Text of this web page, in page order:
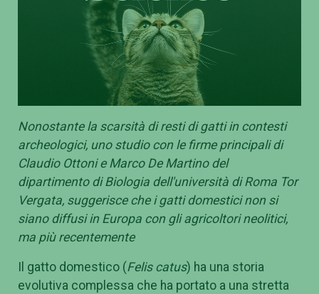
Nonostante la scarsità di resti di gatti in contesti
archeologici, uno studio con le firme principali di
Claudio Ottoni e Marco De Martino del
dipartimento di Biologia dell'università di Roma Tor
Vergata, suggerisce che i gatti domestici non si
siano diffusi in Europa con gli agricoltori neolitici,
ma più recentemente
Il gatto domestico (Felis catus) ha una storia
evolutiva complessa che ha portato a una stretta